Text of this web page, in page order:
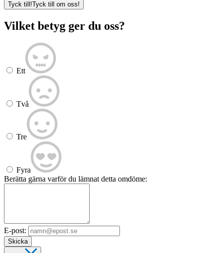
Tyck till!Tyck till om oss!
Vilket betyg ger du oss?
Ett
Två
Tre
Fyra
Berätta gärna varför du lämnat detta omdöme:
E-post:
Skicka